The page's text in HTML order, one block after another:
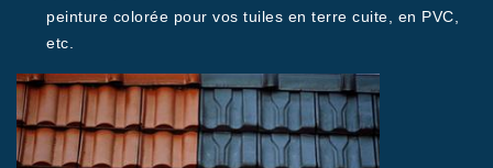
peinture colorée pour vos tuiles en terre cuite, en PVC,
etc.